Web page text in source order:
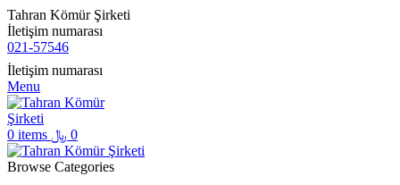
Tahran Kömür Şirketi
İletişim numarası
021-57546
İletişim numarası
Menu
0 items 0 ﷼
Browse Categories